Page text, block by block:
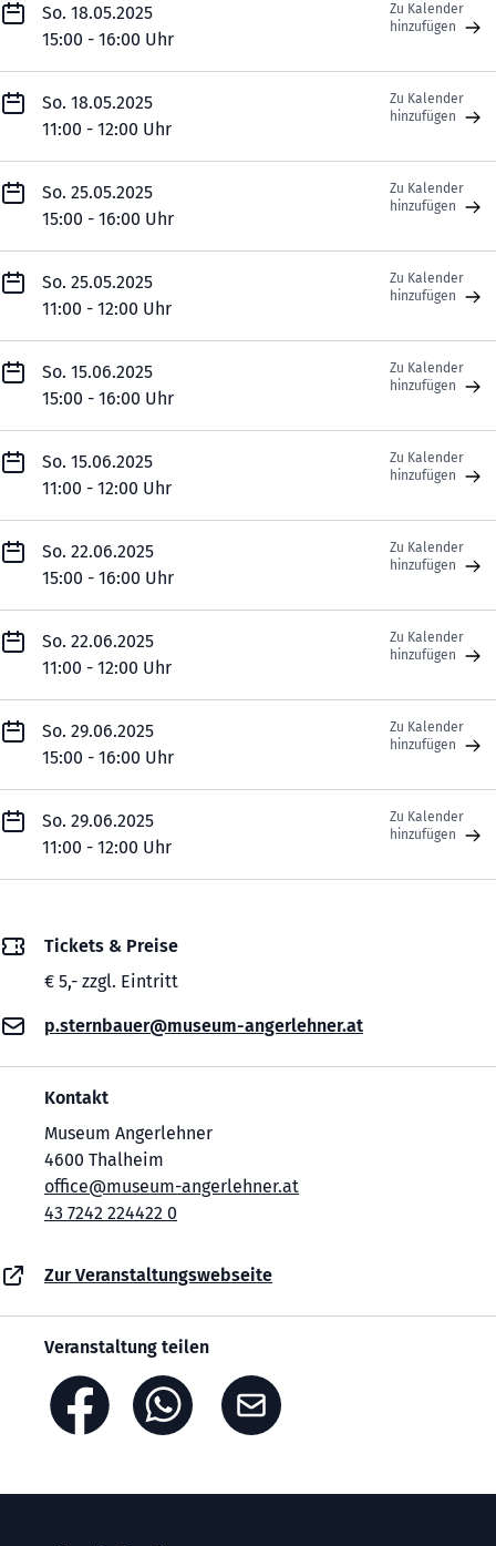
So. 18.05.2025
15:00 - 16:00 Uhr
Zu Kalender
hinzufügen
So. 18.05.2025
11:00 - 12:00 Uhr
Zu Kalender
hinzufügen
So. 25.05.2025
15:00 - 16:00 Uhr
Zu Kalender
hinzufügen
So. 25.05.2025
11:00 - 12:00 Uhr
Zu Kalender
hinzufügen
So. 15.06.2025
15:00 - 16:00 Uhr
Zu Kalender
hinzufügen
So. 15.06.2025
11:00 - 12:00 Uhr
Zu Kalender
hinzufügen
So. 22.06.2025
15:00 - 16:00 Uhr
Zu Kalender
hinzufügen
So. 22.06.2025
11:00 - 12:00 Uhr
Zu Kalender
hinzufügen
So. 29.06.2025
15:00 - 16:00 Uhr
Zu Kalender
hinzufügen
So. 29.06.2025
11:00 - 12:00 Uhr
Zu Kalender
hinzufügen
Tickets & Preise
€ 5,- zzgl. Eintritt
p.sternbauer@museum-angerlehner.at
Kontakt
Museum Angerlehner
4600 Thalheim
office@museum-angerlehner.at
43 7242 224422 0
Zur Veranstaltungswebseite
Veranstaltung teilen